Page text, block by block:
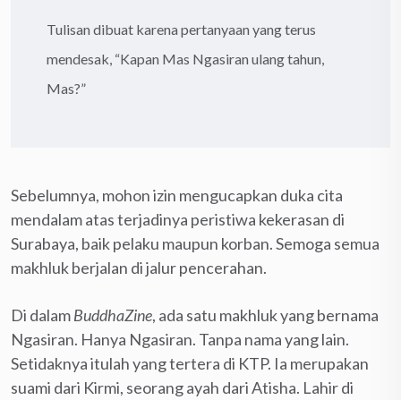
Tulisan dibuat karena pertanyaan yang terus
mendesak, “Kapan Mas Ngasiran ulang tahun,
Mas?”
Sebelumnya, mohon izin mengucapkan duka cita
mendalam atas terjadinya peristiwa kekerasan di
Surabaya, baik pelaku maupun korban. Semoga semua
makhluk berjalan di jalur pencerahan.
Di dalamBuddhaZine, ada satu makhluk yang bernama
Ngasiran. Hanya Ngasiran. Tanpa nama yang lain.
Setidaknya itulah yang tertera di KTP. Ia merupakan
suami dari Kirmi, seorang ayah dari Atisha. Lahir di